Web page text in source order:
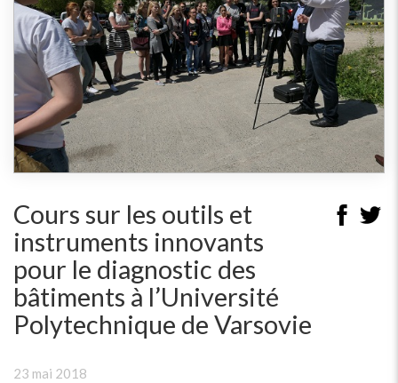
Cours sur les outils et
instruments innovants
pour le diagnostic des
bâtiments à l’Université
Polytechnique de Varsovie
23 mai 2018